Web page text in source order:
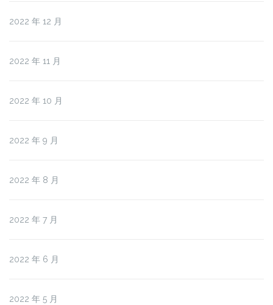
2022 年 12 月
2022 年 11 月
2022 年 10 月
2022 年 9 月
2022 年 8 月
2022 年 7 月
2022 年 6 月
2022 年 5 月